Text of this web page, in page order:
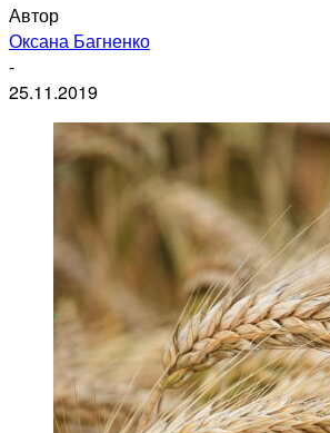
Автор
Оксана Багненко
-
25.11.2019